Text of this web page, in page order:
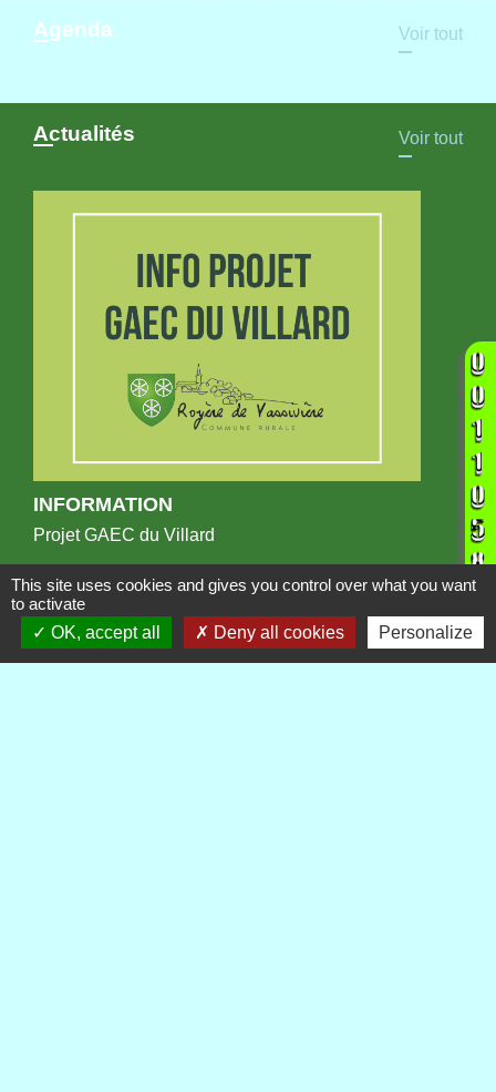
Agenda Voir tout
Actualités Voir tout
INFORMATION
Projet GAEC du Villard
Publications Voir tout
This site uses cookies and gives you control over what you want
to activate
OK, accept all
Deny all cookies Personalize